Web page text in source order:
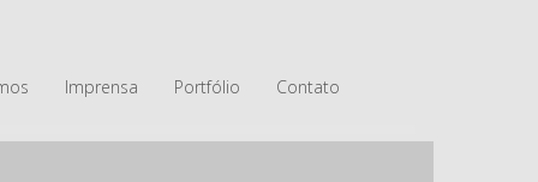
Imprensa Portfólio Contato